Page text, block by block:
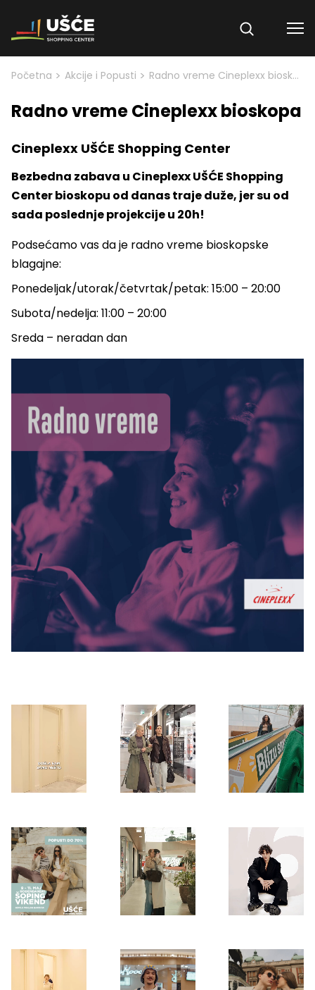
Skip to content
Početna > Akcije i Popusti > Radno vreme Cineplexx bioskopa
Radno vreme Cineplexx bioskopa
Cineplexx UŠĆE Shopping Center
Bezbedna zabava u Cineplexx UŠĆE Shopping
Center bioskopu od danas traje duže, jer su od
sada poslednje projekcije u 20h!
Podsećamo vas da je radno vreme bioskopske
blagajne:
Ponedeljak/utorak/četvrtak/petak: 15:00 – 20:00
Subota/nedelja: 11:00 – 20:00
Sreda – neradan dan